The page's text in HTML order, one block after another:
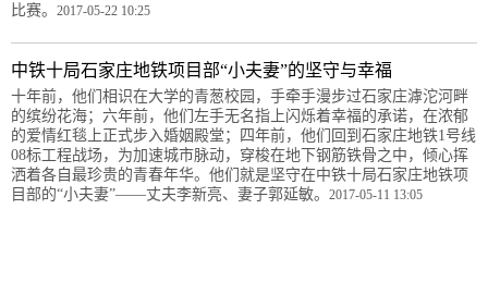
比赛。 2017-05-22 10:25
中铁十局石家庄地铁项目部“小夫妻”的坚守与幸福
十年前，他们相识在大学的青葱校园，手牵手漫步过石家庄滹沱河畔
的缤纷花海；六年前，他们左手无名指上闪烁着幸福的承诺，在浓郁
的爱情红毯上正式步入婚姻殿堂；四年前，他们回到石家庄地铁1号线
08标工程战场，为加速城市脉动，穿梭在地下钢筋铁骨之中，倾心挥
洒着各自最珍贵的青春年华。他们就是坚守在中铁十局石家庄地铁项
目部的“小夫妻”——丈夫李新亮、妻子郭延敏。 2017-05-11 13:05